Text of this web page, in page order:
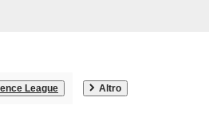
League Altro